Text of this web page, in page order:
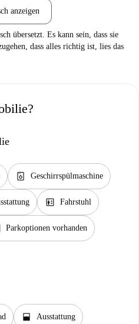
anzeigen
übersetzt. Es kann sein, dass sie
dass alles richtig ist, lies das
dishwasher_gen Geschirrspülmaschine
elevator Fahrstuhl
Parkoptionen vorhanden
window_open Ausstattung